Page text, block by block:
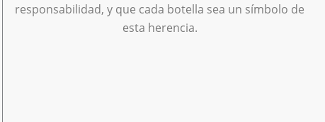
responsabilidad, y que cada botella sea un símbolo de
esta herencia.